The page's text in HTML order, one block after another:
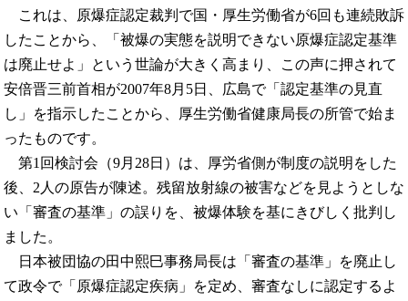
これは、原爆症認定裁判で国・厚生労働省が6回も連続敗訴
したことから、「被爆の実態を説明できない原爆症認定基準
は廃止せよ」という世論が大きく高まり、この声に押されて
安倍晋三前首相が2007年8月5日、広島で「認定基準の見直
し」を指示したことから、厚生労働省健康局長の所管で始ま
ったものです。
第1回検討会（9月28日）は、厚労省側が制度の説明をした
後、2人の原告が陳述。残留放射線の被害などを見ようとしな
い「審査の基準」の誤りを、被爆体験を基にきびしく批判し
ました。
日本被団協の田中熙巳事務局長は「審査の基準」を廃止し
て政令で「原爆症認定疾病」を定め、審査なしに認定するよ